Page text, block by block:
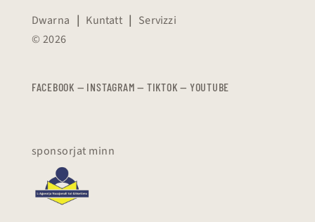
Dwarna | Kuntatt | Servizzi
© 2026
FACEBOOK — INSTAGRAM — TIKTOK — YOUTUBE
sponsorjat minn